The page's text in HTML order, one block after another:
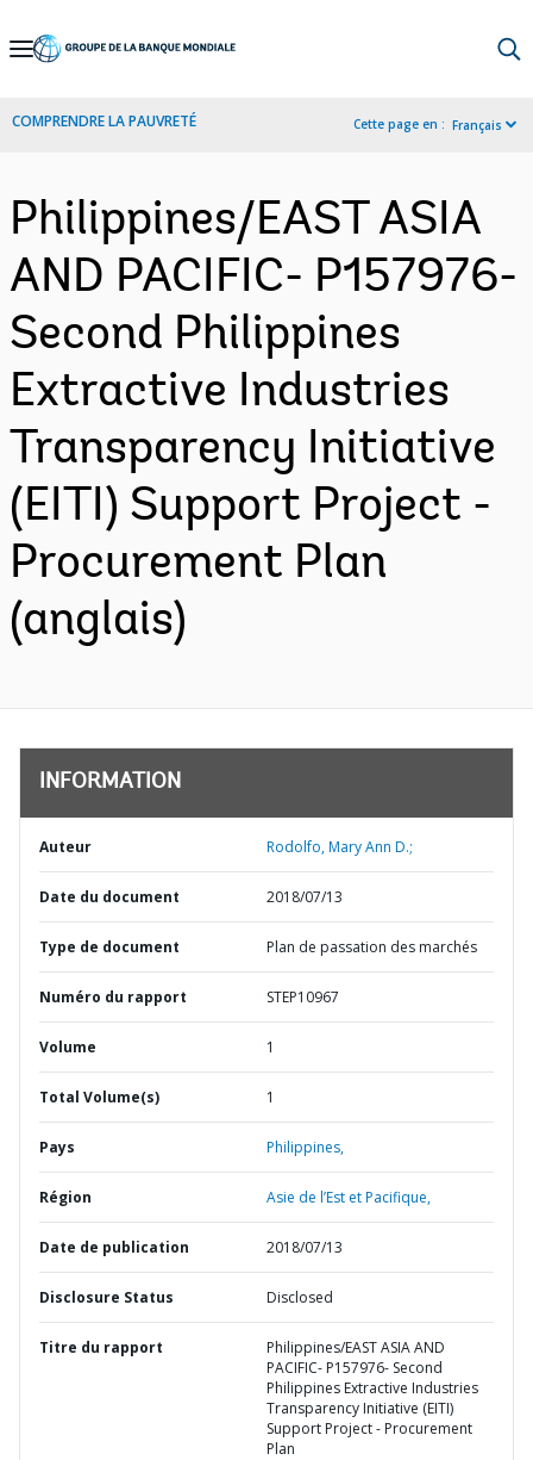
Skip
Navigation
COMPRENDRE LA PAUVRETÉ Cette page en : Français
Philippines/EAST ASIA
AND PACIFIC- P157976-
Second Philippines
Extractive Industries
Transparency Initiative
(EITI) Support Project -
Procurement Plan
(anglais)
INFORMATION
Auteur Rodolfo, Mary Ann D.;
Date du document 2018/07/13
Type de document Plan de passation des marchés
Numéro du rapport STEP10967
Volume 1
Total Volume(s) 1
Pays Philippines,
Région Asie de l’Est et Pacifique,
Date de publication 2018/07/13
Disclosure Status Disclosed
Titre du rapport
Philippines/EAST ASIA AND
PACIFIC- P157976- Second
Philippines Extractive Industries
Transparency Initiative (EITI)
Support Project - Procurement
Plan